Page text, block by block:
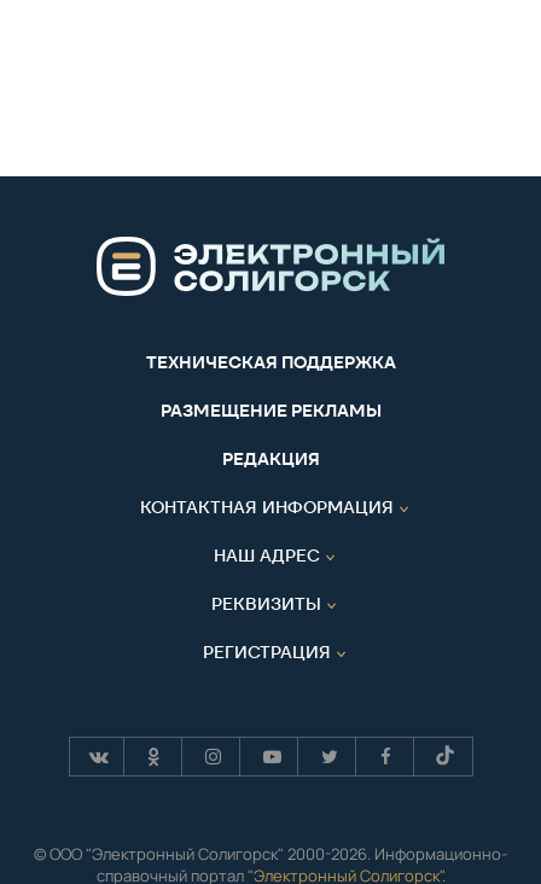
ТЕХНИЧЕСКАЯ ПОДДЕРЖКА
РАЗМЕЩЕНИЕ РЕКЛАМЫ
РЕДАКЦИЯ
КОНТАКТНАЯ ИНФОРМАЦИЯ
НАШ АДРЕС
РЕКВИЗИТЫ
РЕГИСТРАЦИЯ
© ООО "Электронный Солигорск" 2000-2026. Информационно-
справочный портал "Электронный Солигорск".